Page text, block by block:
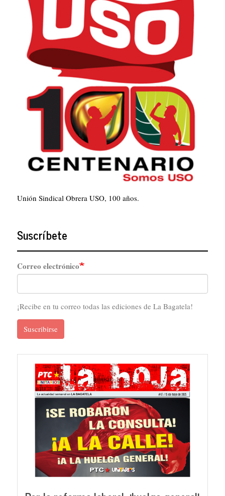
Unión Sindical Obrera USO, 100 años.
Suscríbete
Correo electrónico
¡Recibe en tu correo todas las ediciones de La Bagatela!
Suscribirse